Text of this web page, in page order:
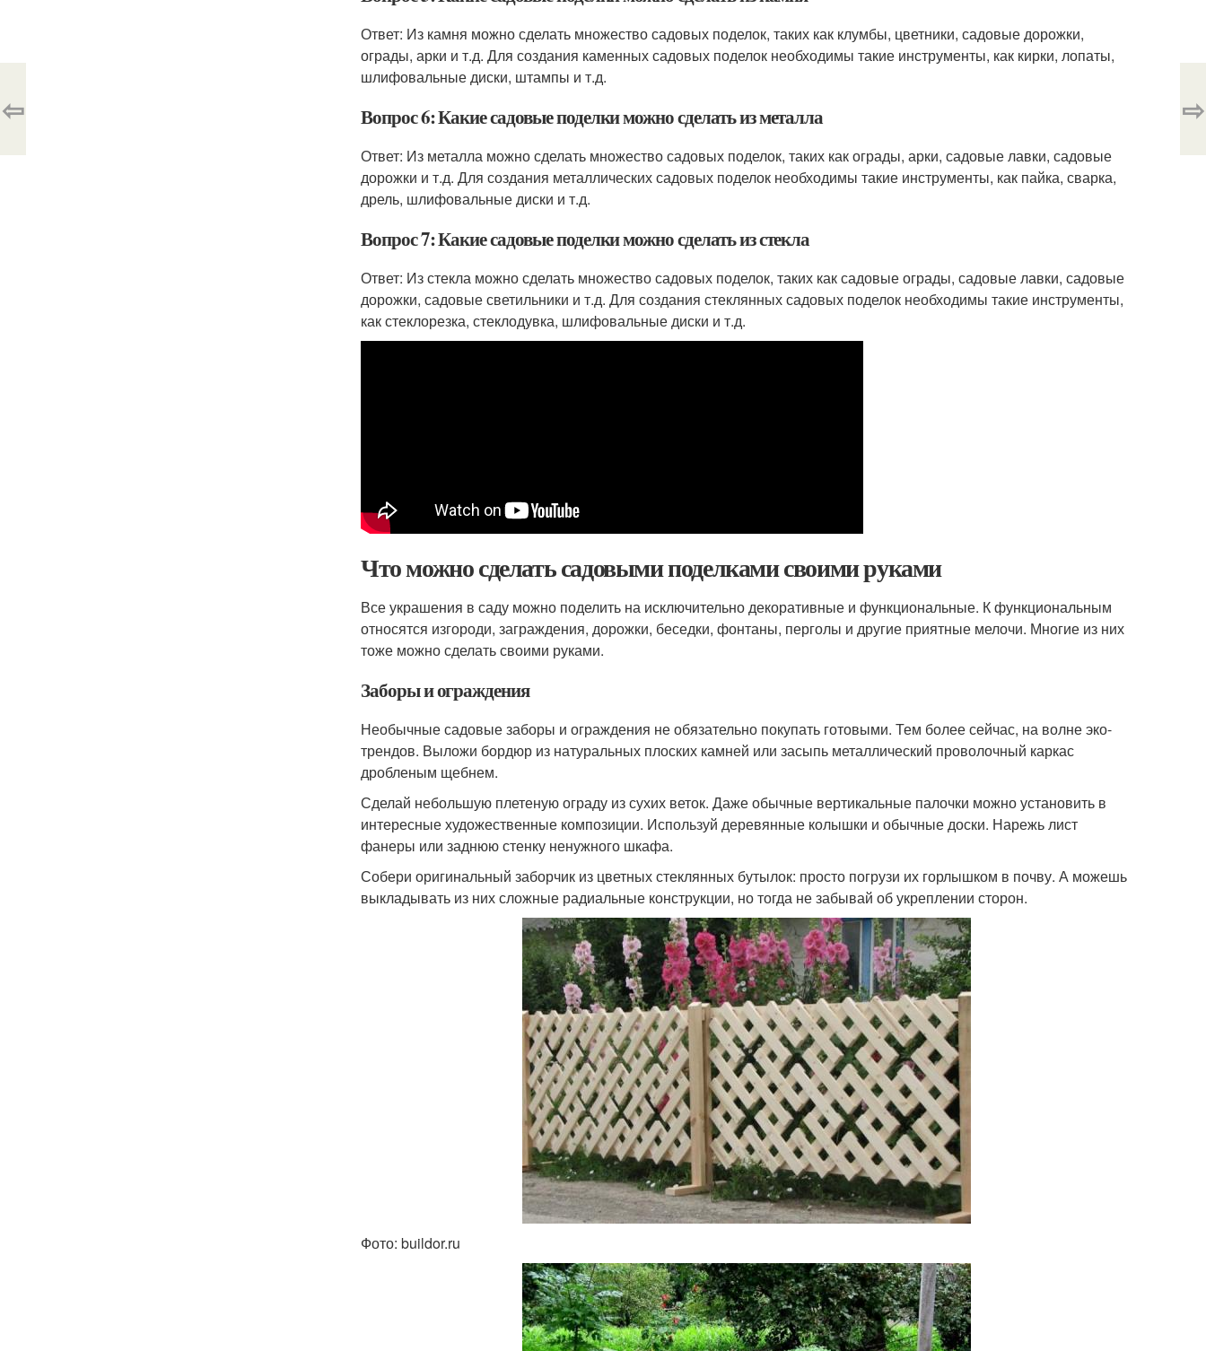
Ответ: Из камня можно сделать множество садовых поделок, таких как клумбы, цветники, садовые дорожки,
ограды, арки и т.д. Для создания каменных садовых поделок необходимы такие инструменты, как кирки, лопаты,
шлифовальные диски, штампы и т.д.
Вопрос 6: Какие садовые поделки можно сделать из металла
Ответ: Из металла можно сделать множество садовых поделок, таких как ограды, арки, садовые лавки, садовые
дорожки и т.д. Для создания металлических садовых поделок необходимы такие инструменты, как пайка, сварка,
дрель, шлифовальные диски и т.д.
Вопрос 7: Какие садовые поделки можно сделать из стекла
Ответ: Из стекла можно сделать множество садовых поделок, таких как садовые ограды, садовые лавки, садовые
дорожки, садовые светильники и т.д. Для создания стеклянных садовых поделок необходимы такие инструменты,
как стеклорезка, стеклодувка, шлифовальные диски и т.д.
Что можно сделать садовыми поделками своими руками
Все украшения в саду можно поделить на исключительно декоративные и функциональные. К функциональным
относятся изгороди, заграждения, дорожки, беседки, фонтаны, перголы и другие приятные мелочи. Многие из них
тоже можно сделать своими руками.
Заборы и ограждения
Необычные садовые заборы и ограждения не обязательно покупать готовыми. Тем более сейчас, на волне эко-
трендов. Выложи бордюр из натуральных плоских камней или засыпь металлический проволочный каркас
дробленым щебнем.
Сделай небольшую плетеную ограду из сухих веток. Даже обычные вертикальные палочки можно установить в
интересные художественные композиции. Используй деревянные колышки и обычные доски. Нарежь лист
фанеры или заднюю стенку ненужного шкафа.
Собери оригинальный заборчик из цветных стеклянных бутылок: просто погрузи их горлышком в почву. А можешь
выкладывать из них сложные радиальные конструкции, но тогда не забывай об укреплении сторон.
Фото: buildor.ru
⇦ ⇨